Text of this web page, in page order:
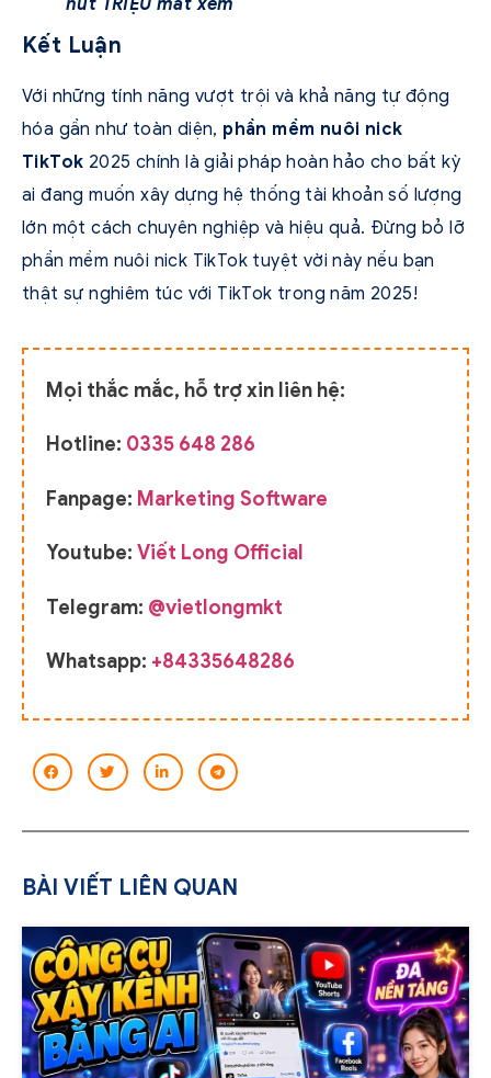
Kết Luận
Với những tính năng vượt trội và khả năng tự động
hóa gần như toàn diện, phần mềm nuôi nick
TikTok 2025 chính là giải pháp hoàn hảo cho bất kỳ
ai đang muốn xây dựng hệ thống tài khoản số lượng
lớn một cách chuyên nghiệp và hiệu quả. Đừng bỏ lỡ
phần mềm nuôi nick TikTok tuyệt vời này nếu bạn
thật sự nghiêm túc với TikTok trong năm 2025!
Mọi thắc mắc, hỗ trợ xin liên hệ:
Hotline: 0335 648 286
Fanpage: Marketing Software
Youtube: Viết Long Official
Telegram: @vietlongmkt
Whatsapp: +84335648286
BÀI VIẾT LIÊN QUAN